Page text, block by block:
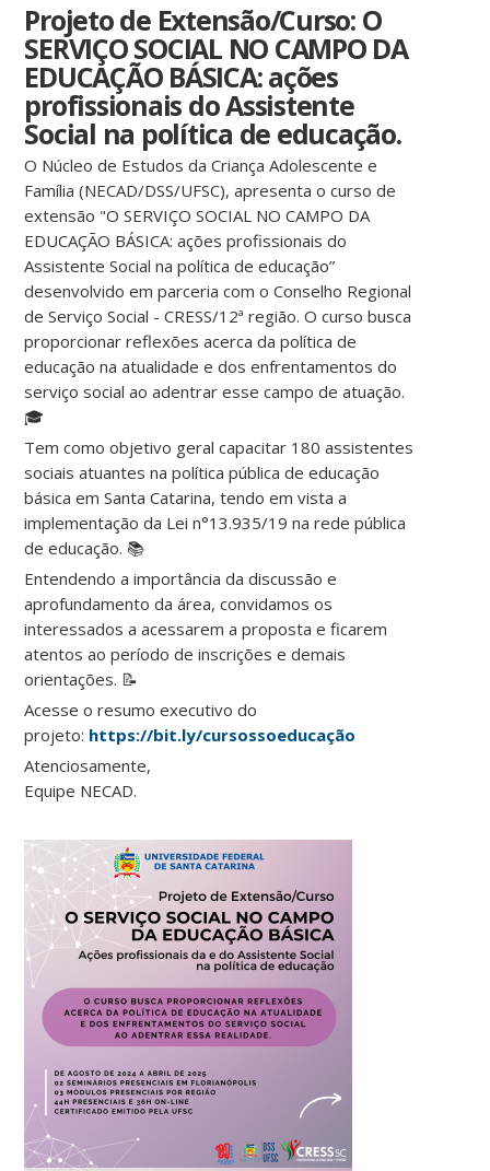
Projeto de Extensão/Curso: O
SERVIÇO SOCIAL NO CAMPO DA
EDUCAÇÃO BÁSICA: ações
profissionais do Assistente
Social na política de educação.
O Núcleo de Estudos da Criança Adolescente e
Família (NECAD/DSS/UFSC), apresenta o curso de
extensão "O SERVIÇO SOCIAL NO CAMPO DA
EDUCAÇÃO BÁSICA: ações profissionais do
Assistente Social na política de educação”
desenvolvido em parceria com o Conselho Regional
de Serviço Social - CRESS/12ª região. O curso busca
proporcionar reflexões acerca da política de
educação na atualidade e dos enfrentamentos do
serviço social ao adentrar esse campo de atuação.
🎓
Tem como objetivo geral capacitar 180 assistentes
sociais atuantes na política pública de educação
básica em Santa Catarina, tendo em vista a
implementação da Lei n°13.935/19 na rede pública
de educação. 📚
Entendendo a importância da discussão e
aprofundamento da área, convidamos os
interessados a acessarem a proposta e ficarem
atentos ao período de inscrições e demais
orientações. 📝
Acesse o resumo executivo do
projeto: https://bit.ly/cursossoeducação
Atenciosamente,
Equipe NECAD.